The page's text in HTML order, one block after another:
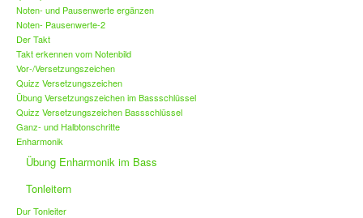
Noten- und Pausenwerte ergänzen
Noten- Pausenwerte-2
Der Takt
Takt erkennen vom Notenbild
Vor-/Versetzungszeichen
Quizz Versetzungszeichen
Übung Versetzungszeichen im Bassschlüssel
Quizz Versetzungszeichen Bassschlüssel
Ganz- und Halbtonschritte
Enharmonik
Übung Enharmonik im Bass
Tonleitern
Dur Tonleiter